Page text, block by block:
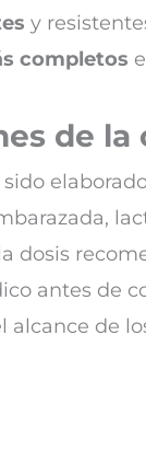
y
completos
de la
dosis
antes de
alcance de